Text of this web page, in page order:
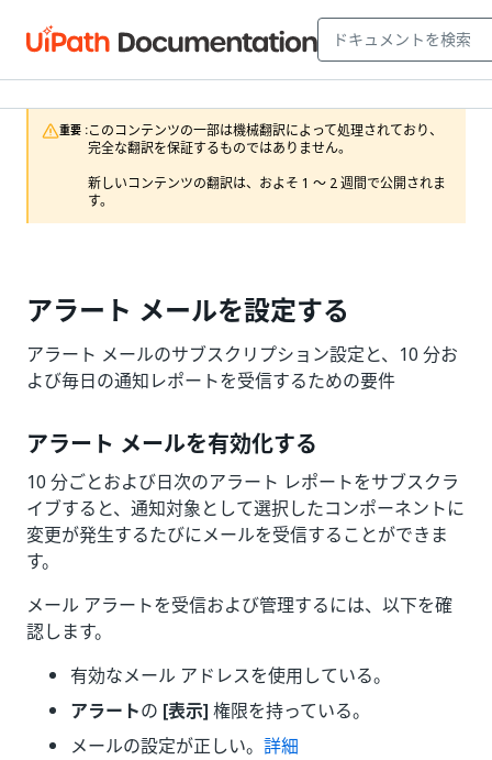
重要 :このコンテンツの一部は機械翻訳によって処理されており、
完全な翻訳を保証するものではありません。
新しいコンテンツの翻訳は、およそ 1 ～ 2 週間で公開されま
す。
アラート メールを設定する
アラート メールのサブスクリプション設定と、10 分お
よび毎日の通知レポートを受信するための要件
アラート メールを有効化する
10 分ごとおよび日次のアラート レポートをサブスクラ
イブすると、通知対象として選択したコンポーネントに
変更が発生するたびにメールを受信することができま
す。
メール アラートを受信および管理するには、以下を確
認します。
有効なメール アドレスを使用している。
アラートの [表示] 権限を持っている。
メールの設定が正しい。 詳細